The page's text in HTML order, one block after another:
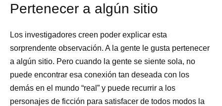
Pertenecer a algún sitio
Los investigadores creen poder explicar esta
sorprendente observación. A la gente le gusta pertenecer
a algún sitio. Pero cuando la gente se siente sola, no
puede encontrar esa conexión tan deseada con los
demás en el mundo “real” y puede recurrir a los
personajes de ficción para satisfacer de todos modos la